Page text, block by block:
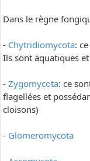
Dans le règne
- Chytridiomycota:
Ils sont aquatiques
- Zygomycota: ce
flagellées et
cloisons)
- Glomeromycota